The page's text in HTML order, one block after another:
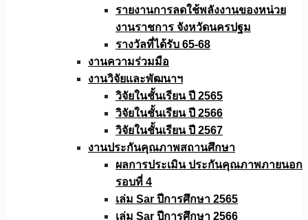
รายงานการลดใช้พลังงานของหน่วย
งานราชการ จังหวัดนครปฐม
รางวัลที่ได้รับ 65-68
งานความร่วมมือ
งานวิจัยเเละพัฒนาฯ
วิจัยในชั้นเรียน ปี 2565
วิจัยในชั้นเรียน ปี 2566
วิจัยในชั้นเรียน ปี 2567
งานประกันคุณภาพสถานศึกษา
ผลการประเมิน ประกันคุณภาพภายนอก
รอบที่ 4
เล่ม Sar ปีการศึกษา 2565
เล่ม Sar ปีการศึกษา 2566